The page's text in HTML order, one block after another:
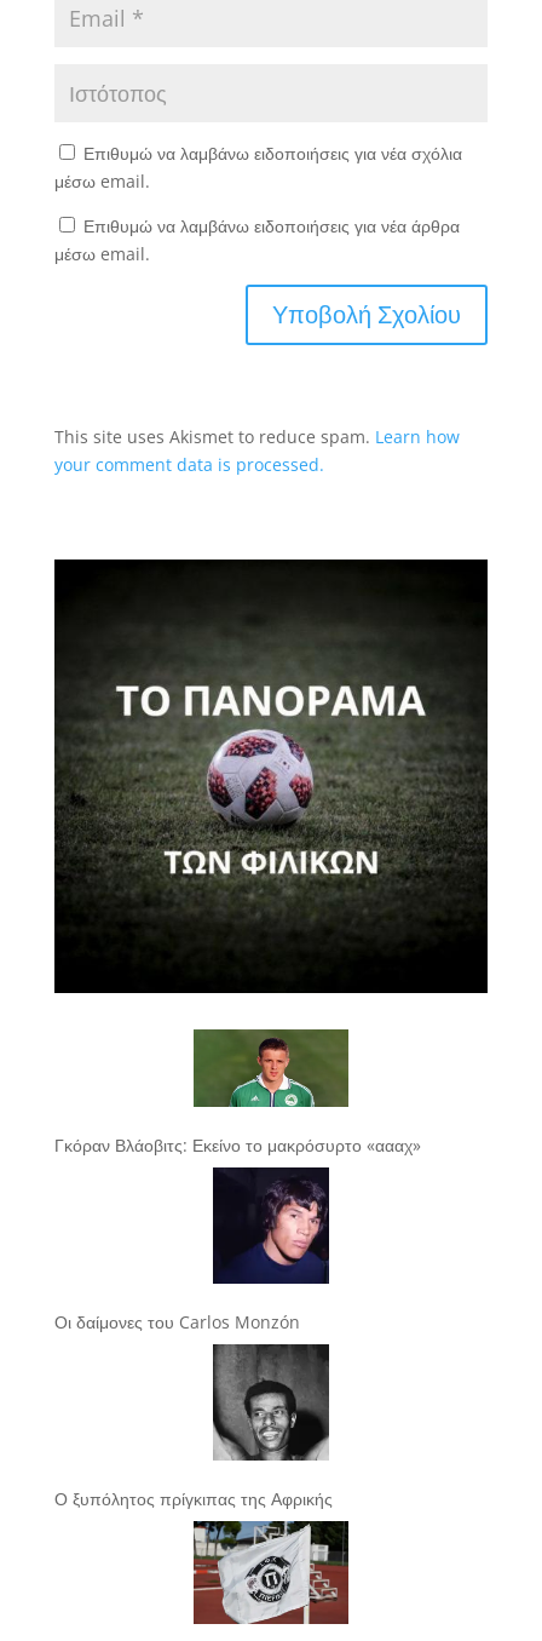
Επιθυμώ να λαμβάνω ειδοποιήσεις για νέα σχόλια
μέσω email.
Επιθυμώ να λαμβάνω ειδοποιήσεις για νέα άρθρα
μέσω email.
This site uses Akismet to reduce spam. Learn how
your comment data is processed.
Γκόραν Βλάοβιτς: Εκείνο το μακρόσυρτο «αααχ»
Οι δαίμονες του Carlos Monzón
Ο ξυπόλητος πρίγκιπας της Αφρικής